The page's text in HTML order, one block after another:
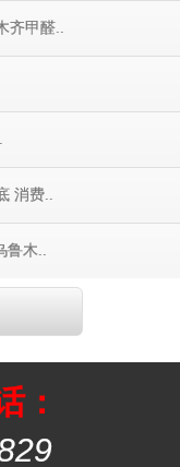
齐甲醛..
消费..
木..
：